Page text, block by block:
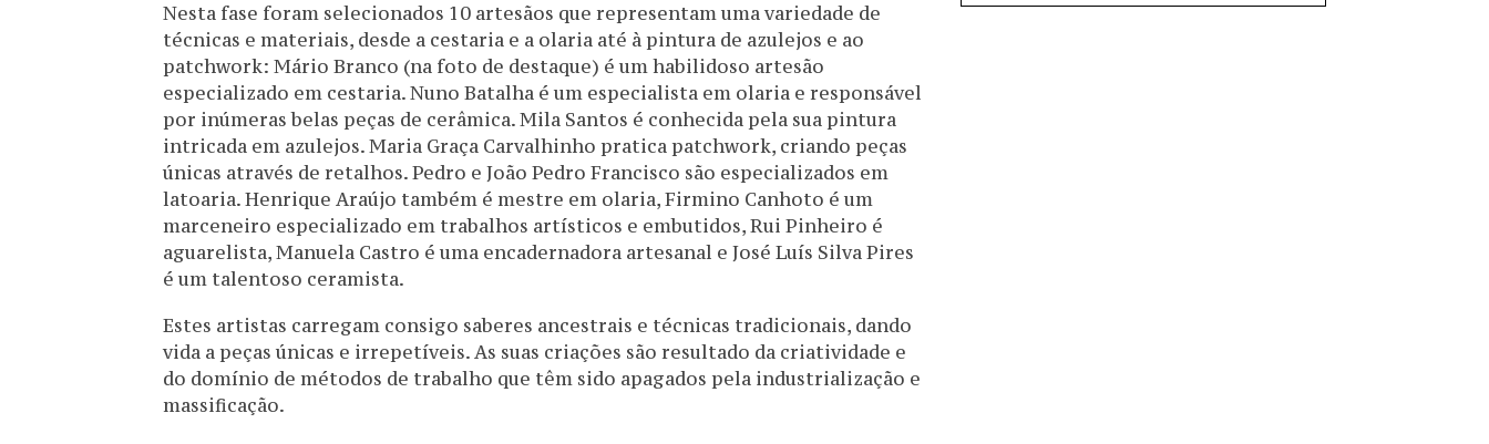
Nesta fase foram selecionados 10 artesãos que representam uma variedade de
técnicas e materiais, desde a cestaria e a olaria até à pintura de azulejos e ao
patchwork: Mário Branco (na foto de destaque) é um habilidoso artesão
especializado em cestaria. Nuno Batalha é um especialista em olaria e responsável
por inúmeras belas peças de cerâmica. Mila Santos é conhecida pela sua pintura
intricada em azulejos. Maria Graça Carvalhinho pratica patchwork, criando peças
únicas através de retalhos. Pedro e João Pedro Francisco são especializados em
latoaria. Henrique Araújo também é mestre em olaria, Firmino Canhoto é um
marceneiro especializado em trabalhos artísticos e embutidos, Rui Pinheiro é
aguarelista, Manuela Castro é uma encadernadora artesanal e José Luís Silva Pires
é um talentoso ceramista.
Estes artistas carregam consigo saberes ancestrais e técnicas tradicionais, dando
vida a peças únicas e irrepetíveis. As suas criações são resultado da criatividade e
do domínio de métodos de trabalho que têm sido apagados pela industrialização e
massificação.